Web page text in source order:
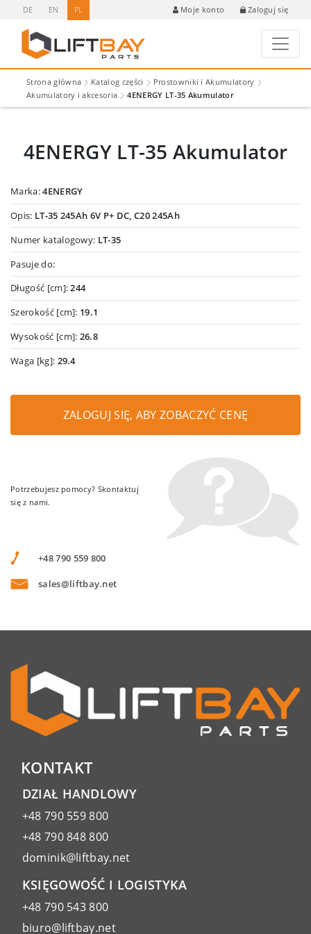
DE EN PL Moje konto Zaloguj się
Strona główna Katalog części
Prostowniki i Akumulatory
Akumulatory i akcesoria
4ENERGY LT-35 Akumulator
4ENERGY LT-35 Akumulator
Marka:4ENERGY
Opis: LT-35 245Ah 6V P+ DC, C20 245Ah
Numer katalogowy: LT-35
Pasuje do:
Długość [cm]:244
Szerokość [cm]: 19.1
Wysokość [cm]: 26.8
Waga [kg]: 29.4
ZALOGUJ SIĘ, ABY ZOBACZYĆ CENĘ
Potrzebujesz pomocy? Skontaktuj
się z nami.
+48 790 559 800
sales@liftbay.net
KONTAKT
DZIAŁ HANDLOWY
+48 790 559 800
+48 790 848 800
dominik@liftbay.net
KSIĘGOWOŚĆ I LOGISTYKA
+48 790 543 800
biuro@liftbay.net